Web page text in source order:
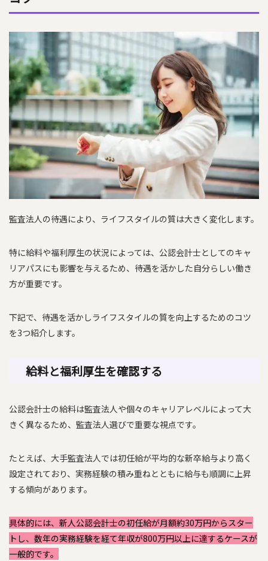
監査法人の待遇により、ライフスタイルの質は大きく変化します。
特に給料や福利厚生の状況によっては、公認会計士としてのキャ
リアパスにも影響を与えるため、待遇を活かした自分らしい働き
方が重要です。
下記で、待遇を活かしライフスタイルの質を向上するためのコツ
を3つ紹介します。
給料と福利厚生を確認する
公認会計士の給料は監査法人や個々のキャリアレベルによって大
きく異なるため、監査法人選びで重要な視点です。
たとえば、大手監査法人では初任給が平均的な新卒給与より高く
設定されており、実務経験の積み重ねとともに給与も順調に上昇
する傾向があります。
具体的には、新人公認会計士の初任給が月額約30万円からスター
トし、数年の実務経験を経て年収が800万円以上に達するケースが
一般的です。